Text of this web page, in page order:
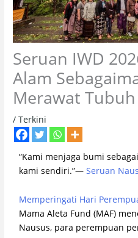
Seruan IWD
Alam
Merawat
/Terkini
“Kami menjaga bumi
kami sendiri.”—Seruan
Memperingati Hari
Mama Aleta Fund (MAF)
Nausus, para perempuan